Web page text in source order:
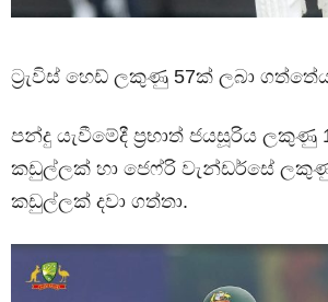
ට්‍රැවිස් හෙඩ් ලකුණු 57ක් ලබා
පන්දු යැවීමේදී ප්‍රභාත් ජයසූරිය ලකුණු
කඩුල්ලක් හා ජෙෆ්රි වැන්ඩර්සේ
කඩුල්ලක් දවා ගත්තා.